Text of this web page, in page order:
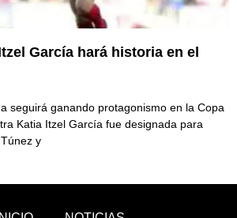
García hará historia en el
seguirá ganando protagonismo en la Copa
Katia Itzel García fue designada para
y